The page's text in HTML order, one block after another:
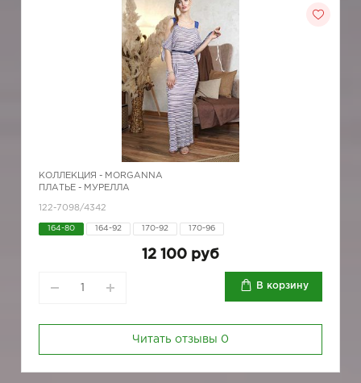
КОЛЛЕКЦИЯ - MORGANNA
ПЛАТЬЕ - МУРЕЛЛА
122-7098/4342
164-80 164-92 170-92 170-96
12 100 руб
В корзину
Читать отзывы 0